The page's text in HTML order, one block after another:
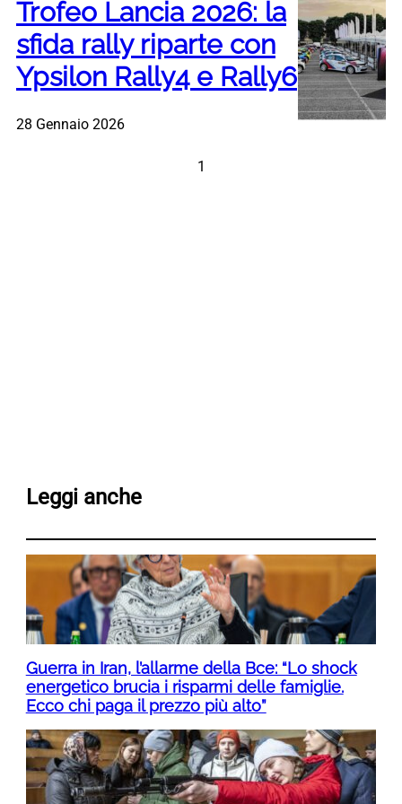
Trofeo Lancia 2026: la
sfida rally riparte con
Ypsilon Rally4 e Rally6
28 Gennaio 2026
1
Leggi anche
Guerra in Iran, l’allarme della Bce: “Lo shock
energetico brucia i risparmi delle famiglie.
Ecco chi paga il prezzo più alto”